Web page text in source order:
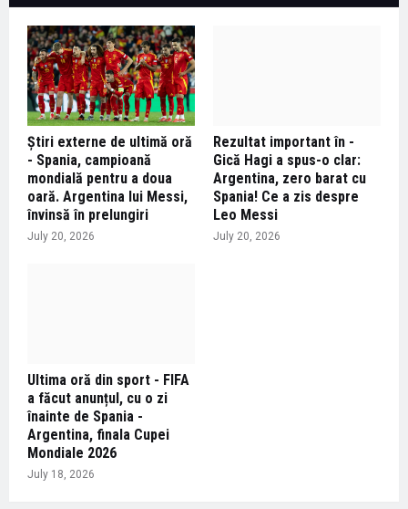
Știri externe de ultimă oră
- Spania, campioană
mondială pentru a doua
oară. Argentina lui Messi,
învinsă în prelungiri
July 20, 2026
Rezultat important în -
Gică Hagi a spus-o clar:
Argentina, zero barat cu
Spania! Ce a zis despre
Leo Messi
July 20, 2026
Ultima oră din sport - FIFA
a făcut anunțul, cu o zi
înainte de Spania -
Argentina, finala Cupei
Mondiale 2026
July 18, 2026